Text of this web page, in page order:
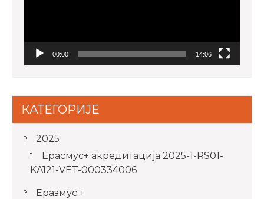
00:00 14:06
КАТЕГОРИЈЕ
2025
Ерасмус+ акредитацијa 2025-1-RS01-
KA121-VET-000334006
Еразмус +